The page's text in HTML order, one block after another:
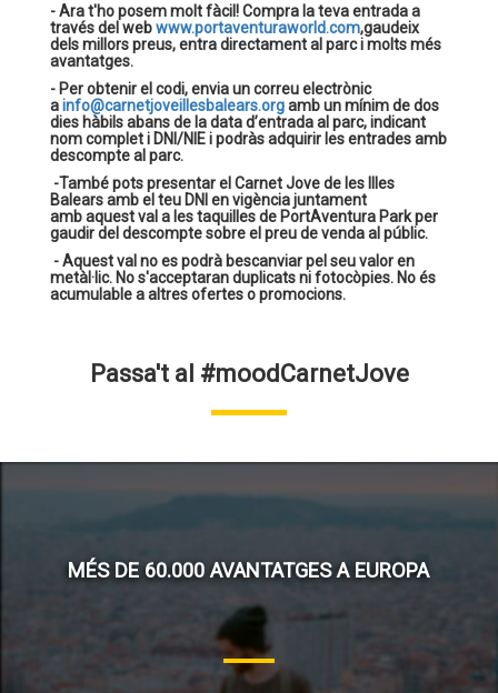
- Ara t'ho posem molt fàcil! Compra la teva entrada a
través del webwww.portaventuraworld.com,gaudeix
dels millors preus, entra directament al parc i molts més
avantatges.
- Per obtenir el codi, envia un correu electrònic
ainfo@carnetjoveillesbalears.orgamb un mínim de dos
dies hàbils abans de la data d’entrada al parc, indicant
nom complet i DNI/NIE i podràs adquirir les entrades amb
descompte al parc.
-També pots presentar el Carnet Jove de les Illes
Balears amb el teu DNI en vigència juntament
amb aquest val a les taquilles de PortAventura Park per
gaudir del descompte sobre el preu de venda al públic.
- Aquest val no es podrà bescanviar pel seu valor en
metàl·lic. No s'acceptaran duplicats ni fotocòpies. No és
acumulable a altres ofertes o promocions.
Passa't al #moodCarnetJove
MÉS DE 60.000 AVANTATGES A EUROPA